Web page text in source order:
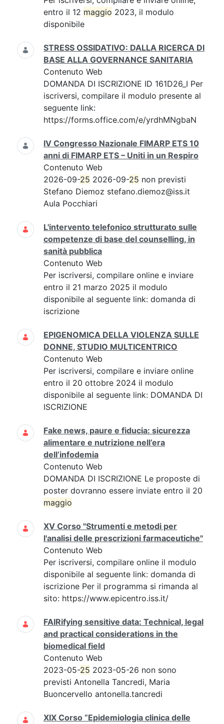
entro il 12 maggio 2023, il modulo
disponibile
STRESS OSSIDATIVO: DALLA RICERCA DI
BASE ALLA GOVERNANCE SANITARIA
Contenuto Web
DOMANDA DI ISCRIZIONE ID 161D26_I Per
iscriversi, compilare il modulo presente al
seguente link:
https://forms.office.com/e/yrdhMNgbaN
IV Congresso Nazionale FIMARP ETS 10
anni di FIMARP ETS – Uniti in un Respiro
Contenuto Web
2026-09-25 2026-09-25 non previsti
Stefano Diemoz stefano.diemoz@iss.it
Aula Pocchiari
L'intervento telefonico strutturato sulle
competenze di base del counselling, in
sanità pubblica
Contenuto Web
Per iscriversi, compilare online e inviare
entro il 21 marzo 2025 il modulo
disponibile al seguente link: domanda di
iscrizione
EPIGENOMICA DELLA VIOLENZA SULLE
DONNE, STUDIO MULTICENTRICO
Contenuto Web
Per iscriversi, compilare e inviare online
entro il 20 ottobre 2024 il modulo
disponibile al seguente link: DOMANDA DI
ISCRIZIONE
Fake news, paure e fiducia: sicurezza
alimentare e nutrizione nell’era
dell’infodemia
Contenuto Web
DOMANDA DI ISCRIZIONE Le proposte di
poster dovranno essere inviate entro il 20
maggio
XV Corso "Strumenti e metodi per
l'analisi delle prescrizioni farmaceutiche"
Contenuto Web
Per iscriversi, compilare online il modulo
disponibile al seguente link: domanda di
iscrizione Per il programma si rimanda al
sito: https://www.epicentro.iss.it/
FAIRifying sensitive data: Technical, legal
and practical considerations in the
biomedical field
Contenuto Web
2023-05-25 2023-05-26 non sono
previsti Antonella Tancredi, Maria
Buoncervello antonella.tancredi
XIX Corso “Epidemiologia clinica delle